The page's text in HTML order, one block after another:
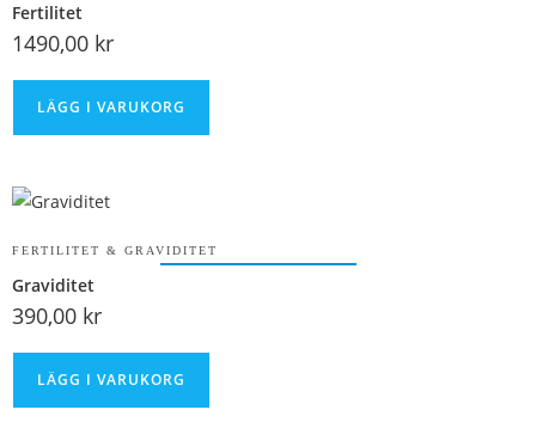
Fertilitet
1490,00 kr
LÄGG I VARUKORG
FERTILITET & GRAVIDITET
Graviditet
390,00 kr
LÄGG I VARUKORG